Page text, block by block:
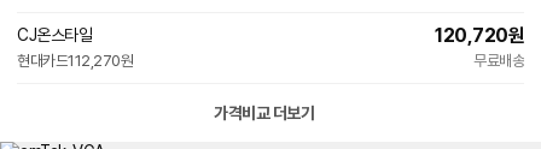
CJ온스타일
현대카드112,270원
120,720원
무료배송
가격비교 더보기